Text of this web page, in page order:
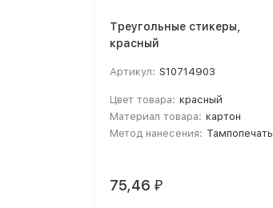
Треугольные стикеры,
красный
Артикул: S10714903
Цвет товара: красный
Материал товара: картон
Метод нанесения: Тампопечать
75,46 ₽